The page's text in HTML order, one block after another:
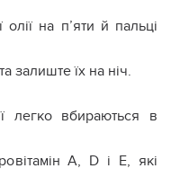
на п’яти й пальці
залиште їх на ніч.
легко вбираються в
А, D і Е, які